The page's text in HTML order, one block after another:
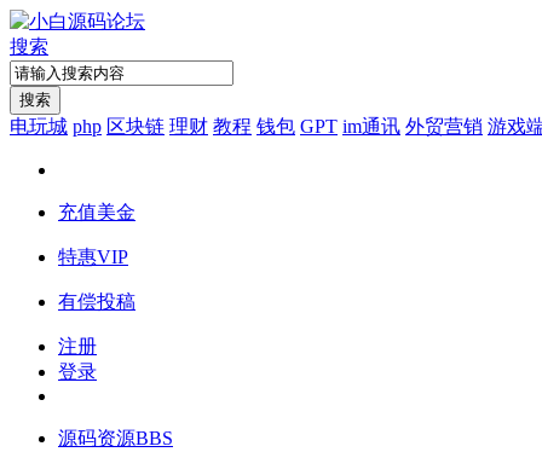
搜索
搜索
电玩城 php 区块链 理财 教程 钱包 GPT im通讯 外贸营销 游戏
充值美金
特惠VIP
有偿投稿
注册
登录
源码资源BBS